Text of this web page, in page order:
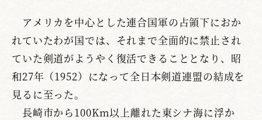
アメリカを中心とした連合国軍の占領下におか
れていたわが国では、それまで全面的に禁止され
ていた剣道がようやく復活できることとなり、昭
和27年（1952）になって全日本剣道連盟の結成を
見るに至った。
長崎市から100Km以上離れた東シナ海に浮か